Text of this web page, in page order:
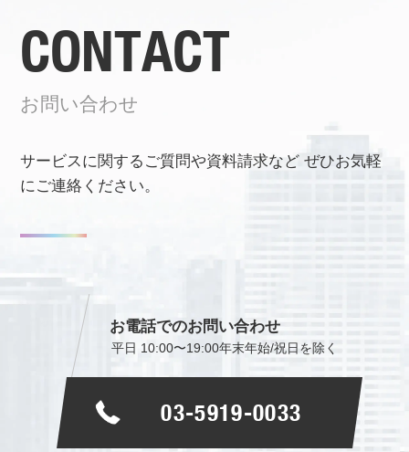
CONTACT
お問い合わせ
サービスに関するご質問や資料請求などぜひお気軽
にご連絡ください。
お電話でのお問い合わせ
平日 10:00〜19:00年末年始/祝日を除く
03-5919-0033